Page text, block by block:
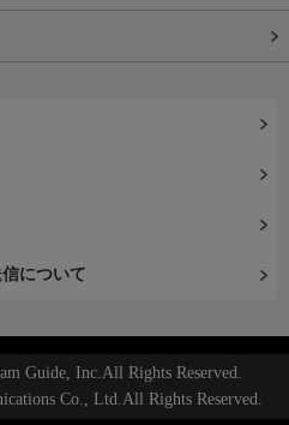
について
Guide, Inc.All Rights Reserved.
Co., Ltd.All Rights Reserved.